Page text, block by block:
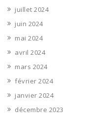
juillet 2024
juin 2024
mai 2024
avril 2024
mars 2024
février 2024
janvier 2024
décembre 2023